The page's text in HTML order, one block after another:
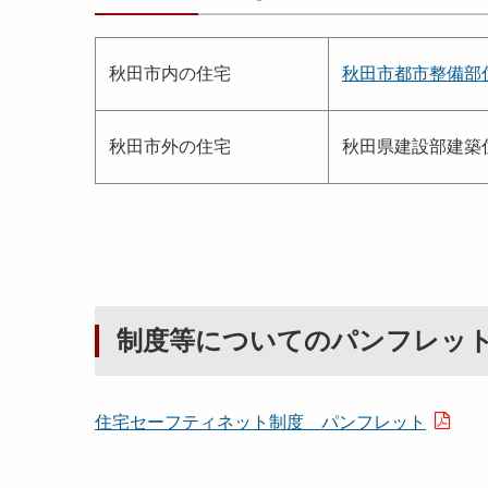
秋田市内の住宅 秋田市都市整備部
秋田市外の住宅 秋田県建設部建
制度等についてのパンフレッ
住宅セーフティネット制度 パンフレット